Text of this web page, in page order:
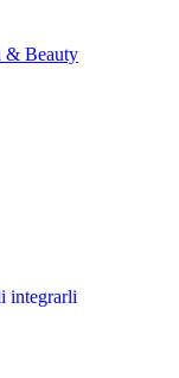
& Beauty
integrarli